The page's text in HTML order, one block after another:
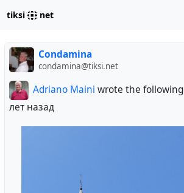
tiksi net
Condamina
condamina@tiksi.net
Adriano Maini wrote the following
лет назад